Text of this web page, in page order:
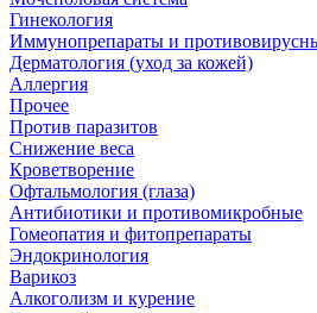
Гинекология
Иммунопрепараты и
Дерматология (уход за кожей)
Аллергия
Прочее
Против паразитов
Снижение веса
Кроветворение
Офтальмология (глаза)
Антибиотики и противомикробные
Гомеопатия и фитопрепараты
Эндокринология
Варикоз
Алкоголизм и курение